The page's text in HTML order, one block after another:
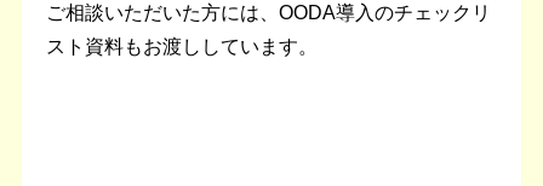
ご相談いただいた方には、OODA導入のチェックリ
スト資料もお渡ししています。